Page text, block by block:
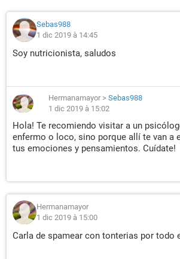
Sebas988
1 dic 2019 à 14:45
Soy nutricionista, saludos
Hermanamayor > Sebas988
1 dic 2019 à 15:02
Hola! Te recomiendo visitar a un
enfermo o loco, sino porque allí te van a
tus emociones y pensamientos. Cuídate!
Hermanamayor
1 dic 2019 à 15:00
Carla de spamear con tonterias por todo